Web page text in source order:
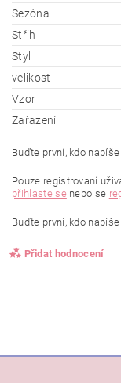
Sezóna
Střih
Styl
velikost
Vzor
Zařazení
Buďte první, kdo
Pouze registrovaní
přihlaste senebo se
Buďte první, kdo
Přidat hodnocení